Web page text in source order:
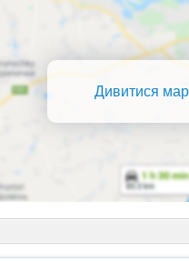
Дивитися